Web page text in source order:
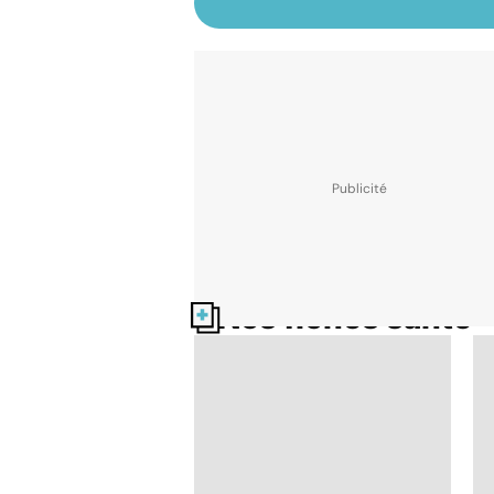
Nos fiches santé